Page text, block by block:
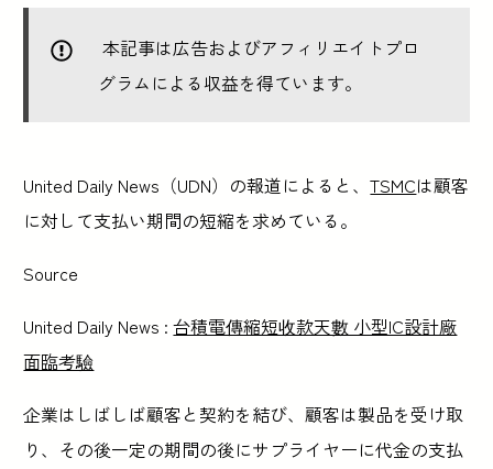
本記事は広告およびアフィリエイトプロ
グラムによる収益を得ています。
United Daily News（UDN）の報道によると、TSMCは顧客
に対して支払い期間の短縮を求めている。
Source
United Daily News :台積電傳縮短收款天數 小型IC設計廠
面臨考驗
企業はしばしば顧客と契約を結び、顧客は製品を受け取
り、その後一定の期間の後にサプライヤーに代金の支払